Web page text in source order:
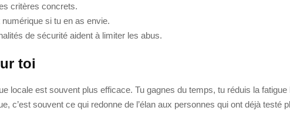
critères concrets.
si tu en as envie.
de sécurité aident à limiter les abus.
toi
locale est souvent plus efficace. Tu gagnes du temps, tu réduis la
c’est souvent ce qui redonne de l’élan aux personnes qui ont déjà testé